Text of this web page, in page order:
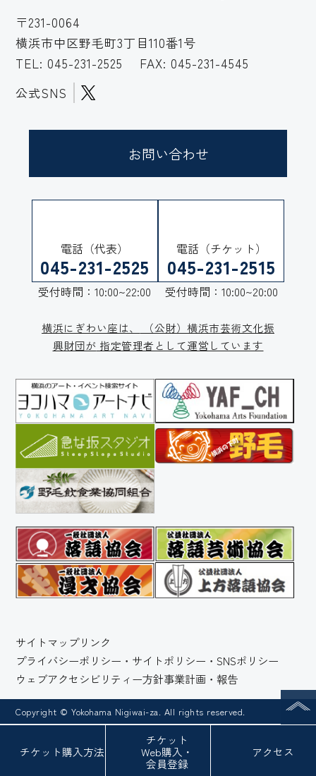
チケット購入方法
チケット
Web購入・
会員登録
アクセス
〒231-0064
横浜市中区野毛町3丁目110番1号
TEL: 045-231-2525
FAX: 045-231-4545
公式SNS
お問い合わせ
電話（代表）
045-231-2525
受付時間：10:00~22:00
電話（チケット）
045-231-2515
受付時間：10:00~20:00
横浜にぎわい座は、
（公財）横浜市芸術文化振
興財団が 指定管理者として運営しています
サイトマップリンク
プライバシーポリシー・サイトポリシー・SNSポリシー
ウェブアクセシビリティー方針事業計画・報告
Copyright © Yokohama Nigiwai-za. All rights reserved.